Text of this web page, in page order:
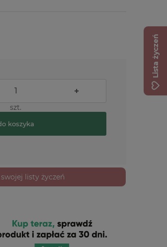
+
szt.
koszyka
listy życzeń
Lista życzeń